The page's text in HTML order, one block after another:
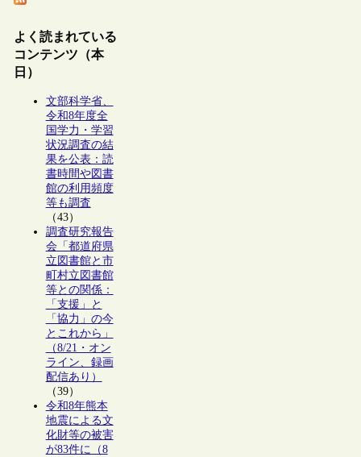
よく読まれている
コンテンツ（本
日）
文部科学省、
令和8年度全
国学力・学習
状況調査の結
果を公表：読
書時間や図書
館の利用頻度
等も調査
（43）
調査研究報告
会「都道府県
立図書館と市
町村立図書館
等との関係：
「支援」と
「協力」の今
とこれから」
（8/21・オン
ライン、録画
配信あり）
（39）
令和8年熊本
地震による文
化財等の被害
が83件に（8